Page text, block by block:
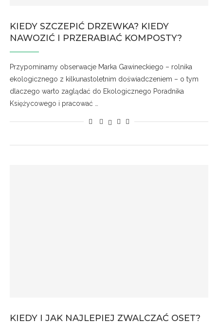
KIEDY SZCZEPIĆ DRZEWKA? KIEDY
NAWOZIĆ I PRZERABIAĆ KOMPOSTY?
Przypominamy obserwacje Marka Gawineckiego – rolnika
ekologicznego z kilkunastoletnim doświadczeniem – o tym
dlaczego warto zaglądać do Ekologicznego Poradnika
Księżycowego i pracować …
KIEDY I JAK NAJLEPIEJ ZWALCZAĆ OSET?